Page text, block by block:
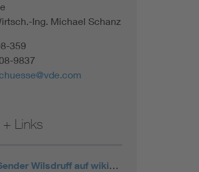
Ing. Michael Schanz
359
9837
Links
Infos zum Sender Wilsdruff auf wikipedia.de